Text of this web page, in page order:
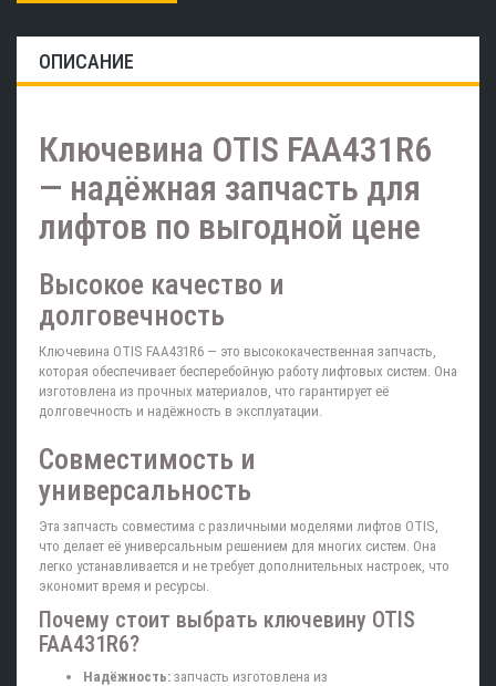
ОПИСАНИЕ
Ключевина OTIS FAA431R6
— надёжная запчасть для
лифтов по выгодной цене
Высокое качество и
долговечность
Ключевина OTIS FAA431R6 — это высококачественная запчасть,
которая обеспечивает бесперебойную работу лифтовых систем. Она
изготовлена из прочных материалов, что гарантирует её
долговечность и надёжность в эксплуатации.
Совместимость и
универсальность
Эта запчасть совместима с различными моделями лифтов OTIS,
что делает её универсальным решением для многих систем. Она
легко устанавливается и не требует дополнительных настроек, что
экономит время и ресурсы.
Почему стоит выбрать ключевину OTIS
FAA431R6?
Надёжность: запчасть изготовлена из